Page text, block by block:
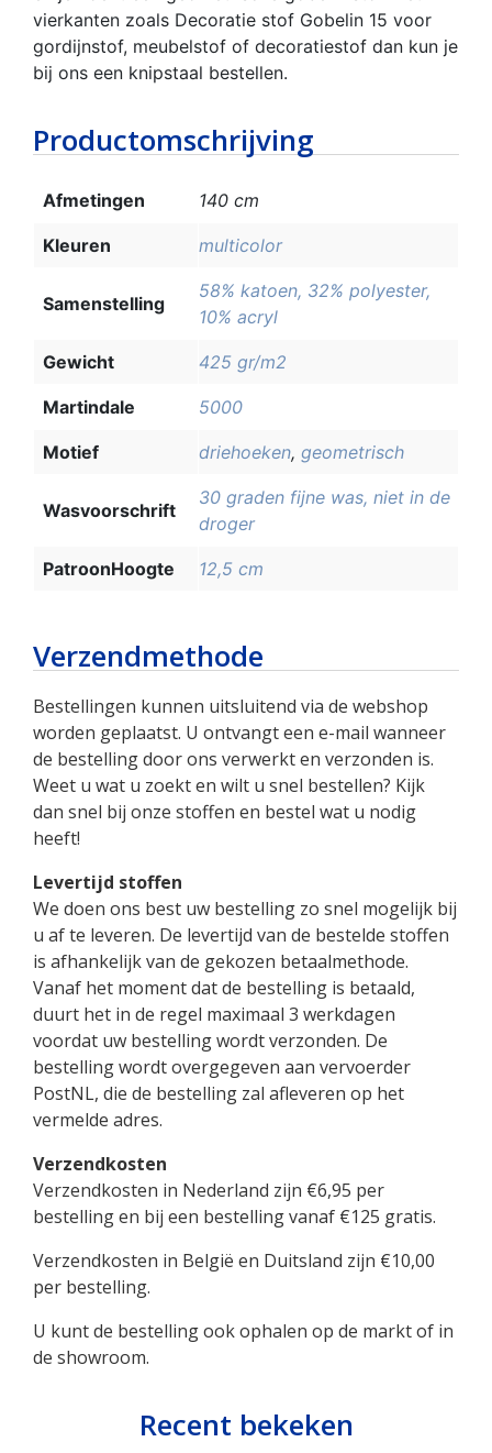
vierkanten zoals Decoratie stof Gobelin 15 voor
gordijnstof, meubelstof of decoratiestof dan kun je
bij ons een knipstaal bestellen.
Productomschrijving
Afmetingen 140 cm
Kleuren multicolor
Samenstelling
58% katoen, 32% polyester,
10% acryl
Gewicht 425 gr/m2
Martindale 5000
Motief driehoeken, geometrisch
Wasvoorschrift
30 graden fijne was, niet in de
droger
PatroonHoogte 12,5 cm
Verzendmethode
Bestellingen kunnen uitsluitend via de webshop
worden geplaatst. U ontvangt een e-mail wanneer
de bestelling door ons verwerkt en verzonden is.
Weet u wat u zoekt en wilt u snel bestellen? Kijk
dan snel bij onze stoffen en bestel wat u nodig
heeft!
Levertijd stoffen
We doen ons best uw bestelling zo snel mogelijk bij
u af te leveren. De levertijd van de bestelde stoffen
is afhankelijk van de gekozen betaalmethode.
Vanaf het moment dat de bestelling is betaald,
duurt het in de regel maximaal 3 werkdagen
voordat uw bestelling wordt verzonden. De
bestelling wordt overgegeven aan vervoerder
PostNL, die de bestelling zal afleveren op het
vermelde adres.
Verzendkosten
Verzendkosten in Nederland zijn €6,95 per
bestelling en bij een bestelling vanaf €125 gratis.
Verzendkosten in België en Duitsland zijn €10,00
per bestelling.
U kunt de bestelling ook ophalen op de markt of in
de showroom.
Recent bekeken